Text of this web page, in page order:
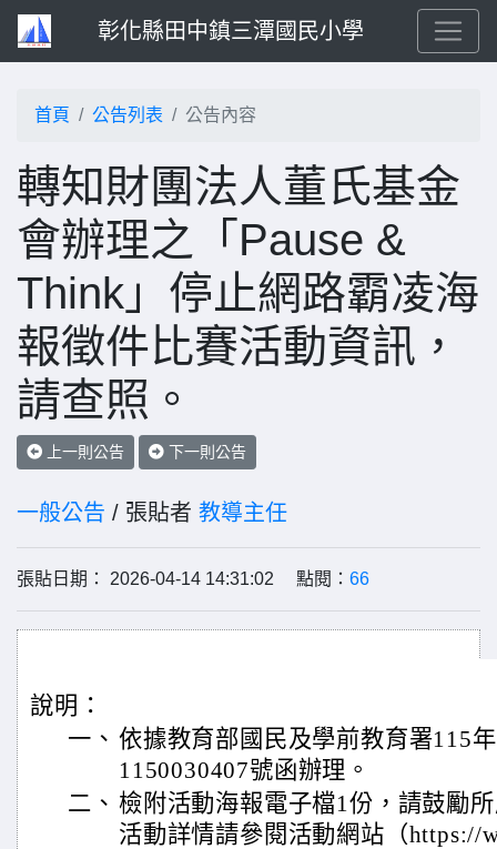
彰化縣田中鎮三潭國民小學
首頁 公告列表 公告內容
轉知財團法人董氏基金
會辦理之「Pause &
Think」停止網路霸凌海
報徵件比賽活動資訊，
請查照。
上一則公告 下一則公告
一般公告 / 張貼者 教導主任
張貼日期： 2026-04-14 14:31:02 點閱： 66
說明：
一、 依據教育部國民及學前教育署115
1150030407號函辦理。
二、 檢附活動海報電子檔1份，請鼓勵
活動詳情請參閱活動網站（https://